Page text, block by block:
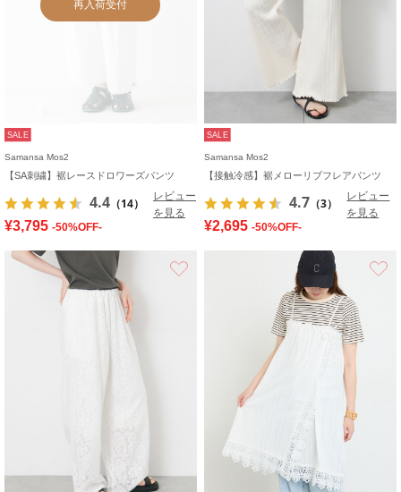
再入荷受付
SALE
Samansa Mos2
【SA刺繍】裾レースドロワーズパンツ
4.4 （14）
レビュー
を見る
¥3,795 -50%OFF-
SALE
Samansa Mos2
【接触冷感】裾メローリブフレアパンツ
4.7 （3）
レビュー
を見る
¥2,695 -50%OFF-